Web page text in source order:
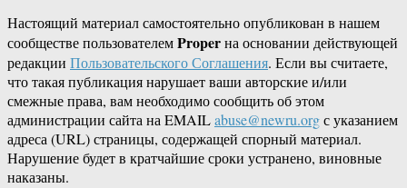
Настоящий материал самостоятельно опубликован в нашем
сообществе пользователемProperна основании действующей
редакции Пользовательского Соглашения. Если вы считаете,
что такая публикация нарушает ваши авторские и/или
смежные права, вам необходимо сообщить об этом
администрации сайта на EMAILabuse@newru.orgс указанием
адреса (URL) страницы, содержащей спорный материал.
Нарушение будет в кратчайшие сроки устранено, виновные
наказаны.